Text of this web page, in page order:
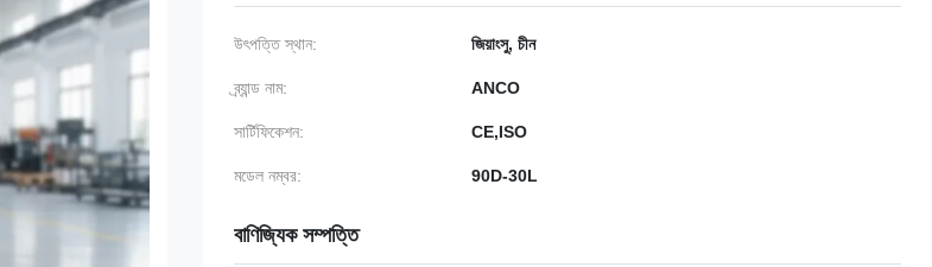
উৎপত্তি স্থান: জিয়াংসু, চীন
ব্র্যান্ড নাম: ANCO
সার্টিফিকেশন: CE,ISO
মডেল নম্বর: 90D-30L
বাণিজ্যিক সম্পত্তি